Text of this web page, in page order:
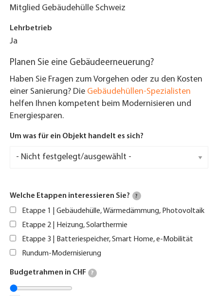
Mitglied Gebäudehülle Schweiz
Lehrbetrieb
Ja
Planen Sie eine Gebäudeerneuerung?
Haben Sie Fragen zum Vorgehen oder zu den Kosten
einer Sanierung? Die Gebäudehüllen-Spezialisten
helfen Ihnen kompetent beim Modernisieren und
Energiesparen.
Um was für ein Objekt handelt es sich?
Welche Etappen interessieren Sie? ?
Etappe 1 | Gebäudehülle, Wärmedämmung, Photovoltaik
Etappe 2 | Heizung, Solarthermie
Etappe 3 | Batteriespeicher, Smart Home, e-Mobilität
Rundum-Modernisierung
Budgetrahmen in CHF ?